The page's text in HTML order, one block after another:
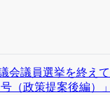
会議員選挙を終えて
（政策提案後編）